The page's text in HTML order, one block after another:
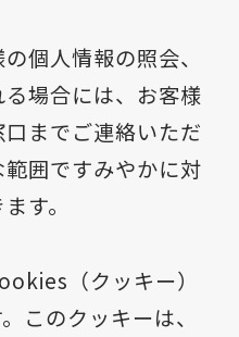
個人情報の照会、
場合には、お客様
までご連絡いただ
囲ですみやかに対
す。
（クッキー）
このクッキーは、